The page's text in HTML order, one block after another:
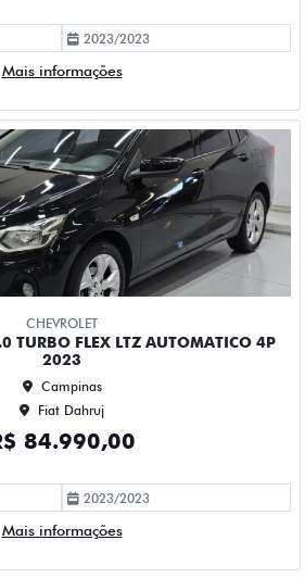
CHEVROLET
TURBO FLEX LTZ MANUAL 4P 2023
Campinas
Fiat Dahruj
79.990,00
2022/2023
Mais informações